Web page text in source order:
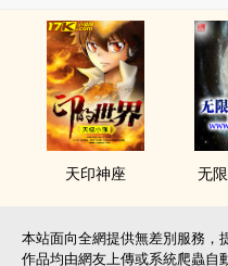
天印神座 无
本站面向全網提供無差別服務，
作品均由網友上傳或系統爬蟲自